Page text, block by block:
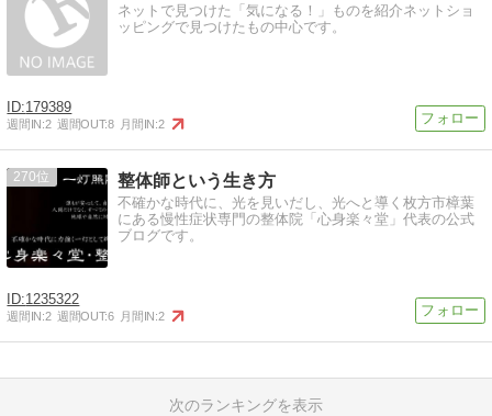
ネットで見つけた「気になる！」ものを紹介ネットショ
ッピングで見つけたもの中心です。
179389
週間IN:2 週間OUT:8 月間IN:2
270 整体師という生き方
不確かな時代に、光を見いだし、光へと導く枚方市樟葉
にある慢性症状専門の整体院「心身楽々堂」代表の公式
ブログです。
1235322
週間IN:2 週間OUT:6 月間IN:2
次のランキングを表示